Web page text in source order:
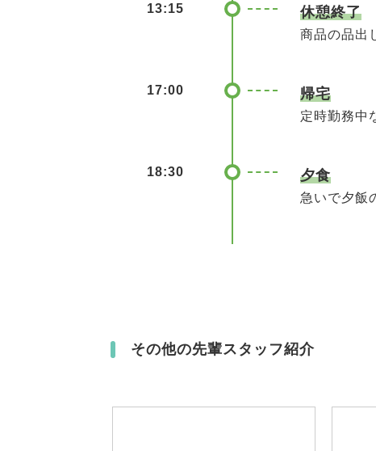
13:15 休憩終了
商品の品出
17:00 帰宅
定時勤務中
18:30 夕食
急いで夕飯
その他の先輩スタッフ紹介